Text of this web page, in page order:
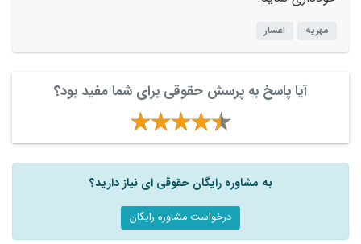
مهریه اعسار
آیا پاسخ به پرسش حقوقی برای شما مفید بود؟
به مشاوره رایگان حقوقی ای نیاز دارید؟
درخواست مشاوره رایگان